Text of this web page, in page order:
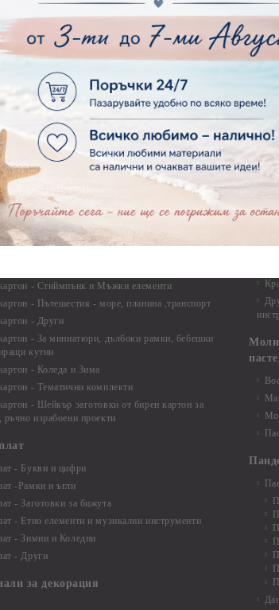
Такове, табелки, етикети
- Многопластови елементи
- Готови композиции
- Микс елементи
- Коледа и Зима
картон
- Декоративни рамки
- Надписи на български
- Ъгли и орнаменти
- Сватба
- Училище, Дипломиране и Завършване
- Стиймпънк и Мъжки елементи
- Пътешестия - море, планина ,транспорт
- Други
- За миниатюри, дълбоки рамки, бебешки
кутии
- Коледа и Зима
- Тематични комплекти
- Шейкър заготовки от бирен картон за
израбоени проекти
- Букви и цифри
-Рамки и ъгли
- Заготовки за бижута
- Етно елементи и музикални инструменти
- Зимни и Коледни
- Други
за декорация